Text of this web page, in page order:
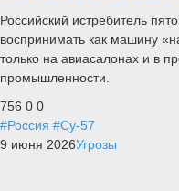
Российский истребитель
воспринимать как машину
только на авиасалонах и в
промышленности.
756 0 0
#Россия #Су-57
9 июня 2026Угрозы